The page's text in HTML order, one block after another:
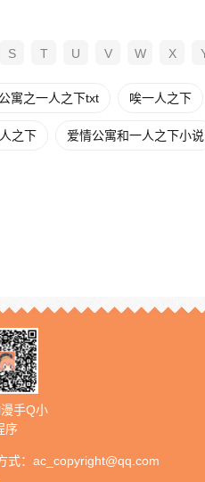
S T U V W X
寓之一人之下txt 唉一人之下
之下 爱情公寓和一人之下小说
手Q小
序
式： ac_copyright@qq.com